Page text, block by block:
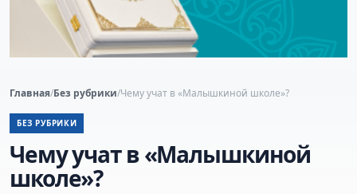
Главная/Без рубрики/Чему учат в «Малышкиной школе»?
БЕЗ РУБРИКИ
Чему учат в «Малышкиной
школе»?